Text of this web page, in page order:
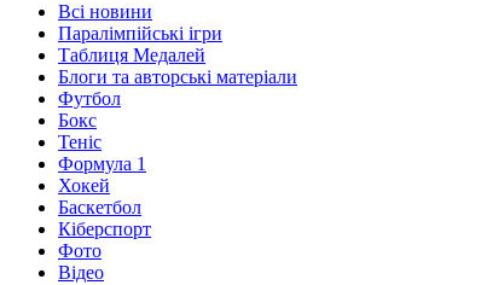
Всі новини
Паралімпійські ігри
Таблиця Медалей
Блоги та авторські матеріали
Футбол
Бокс
Теніс
Формула 1
Хокей
Баскетбол
Кіберспорт
Фото
Відео